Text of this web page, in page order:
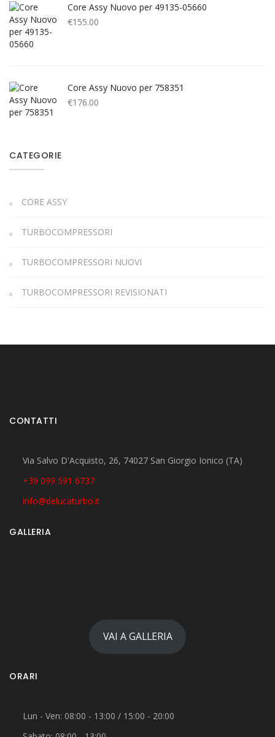
Core Assy Nuovo per 49135-05660
€155.00
Core Assy Nuovo per 758351
€176.00
CATEGORIE
CORE ASSY
TURBOCOMPRESSORI
TURBOCOMPRESSORI NUOVI
TURBOCOMPRESSORI REVISIONATI
CONTATTI
Via Salvo D'Acquisto, 26, 74027 San Giorgio Ionico (TA)
+39 099 591 6737
info@delucaturbo.it
GALLERIA
VAI A GALLERIA
ORARI
Lun - Ven: 08:00 - 13:00 / 15:00 - 20:00